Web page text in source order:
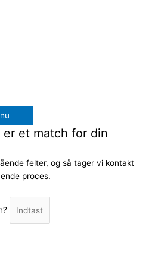
er et match for din
felter, og så tager vi kontakt
proces.